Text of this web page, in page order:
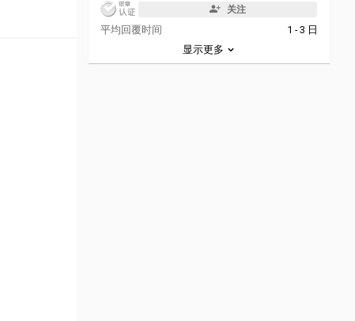
关注
平均回覆时间
1 - 3 日
显示更多